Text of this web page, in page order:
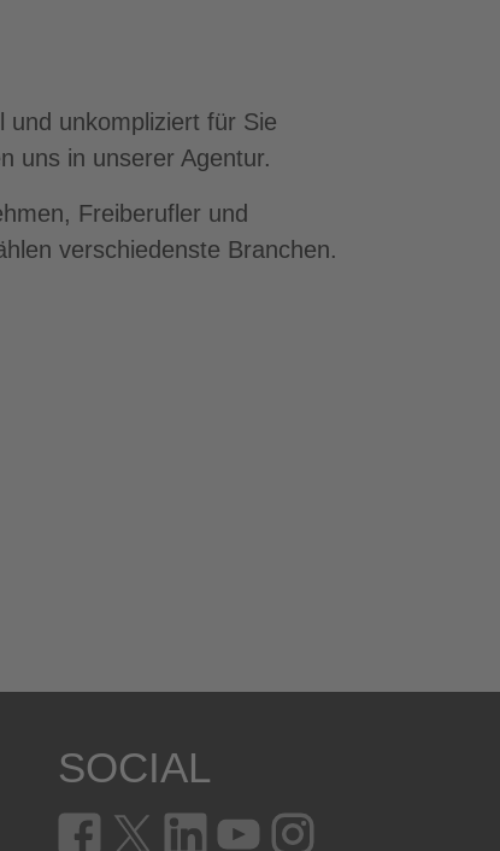
und unkompliziert für Sie
uns in unserer Agentur.
Freiberufler und
verschiedenste Branchen.
SOCIAL